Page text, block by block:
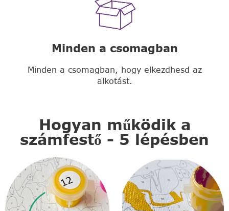
Minden a csomagban
Minden a csomagban, hogy elkezdhesd az
alkotást.
Hogyan működik a
számfestő - 5 lépésben